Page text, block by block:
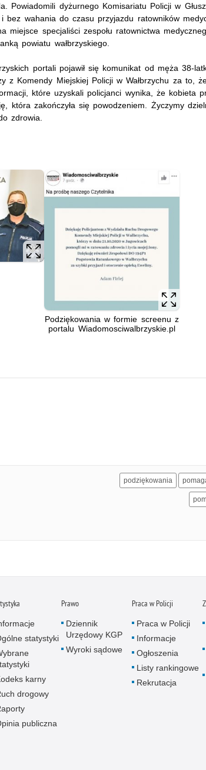
Powiadomili dyżurnego Komisariatu Policji w
bez wahania do czasu przyjazdu ratowników
miejsce specjaliści zespołu ratownictwa
powiatu wałbrzyskiego.
portali pojawił się komunikat od męża 38-
z Komendy Miejskiej Policji w Wałbrzychu za to,
które uzyskali policjanci wynika, że kobieta
która zakończyła się powodzeniem. Życzymy
zdrowia.
Podziękowania w formie screenu z
portalu Wiadomosciwalbrzyskie.pl
podziękowania
statystyki
karny
drogowy
publiczna
Prawo
Dziennik
Urzędowy KGP
Wyroki sądowe
Praca w Policji
Praca w Policji
Informacje
Ogłoszenia
Listy rankingowe
Rekrutacja